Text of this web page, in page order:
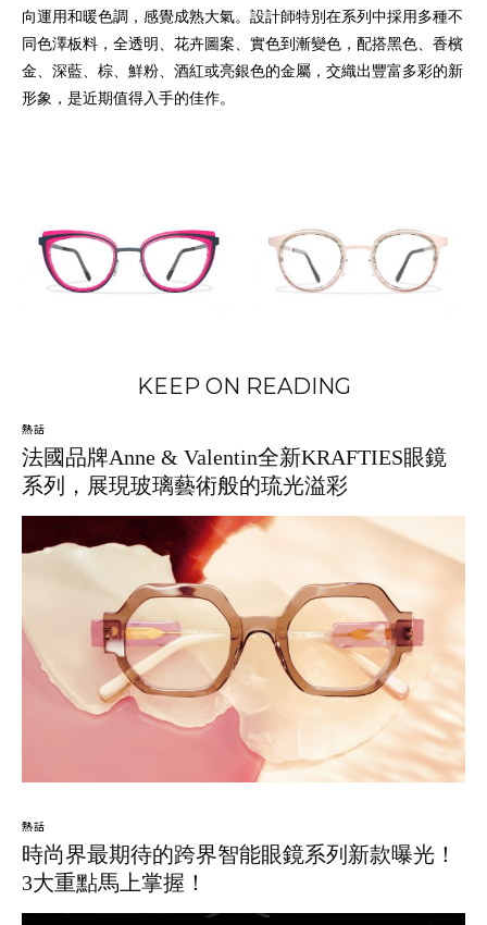
向運用和暖色調，感覺成熟大氣。設計師特別在系列中採用多種不
同色澤板料，全透明、花卉圖案、實色到漸變色，配搭黑色、香檳
金、深藍、棕、鮮粉、酒紅或亮銀色的金屬，交織出豐富多彩的新
形象，是近期值得入手的佳作。
KEEP ON READING
熱話
法國品牌Anne & Valentin全新KRAFTIES眼鏡
系列，展現玻璃藝術般的琉光溢彩
熱話
時尚界最期待的跨界智能眼鏡系列新款曝光！
3大重點馬上掌握！